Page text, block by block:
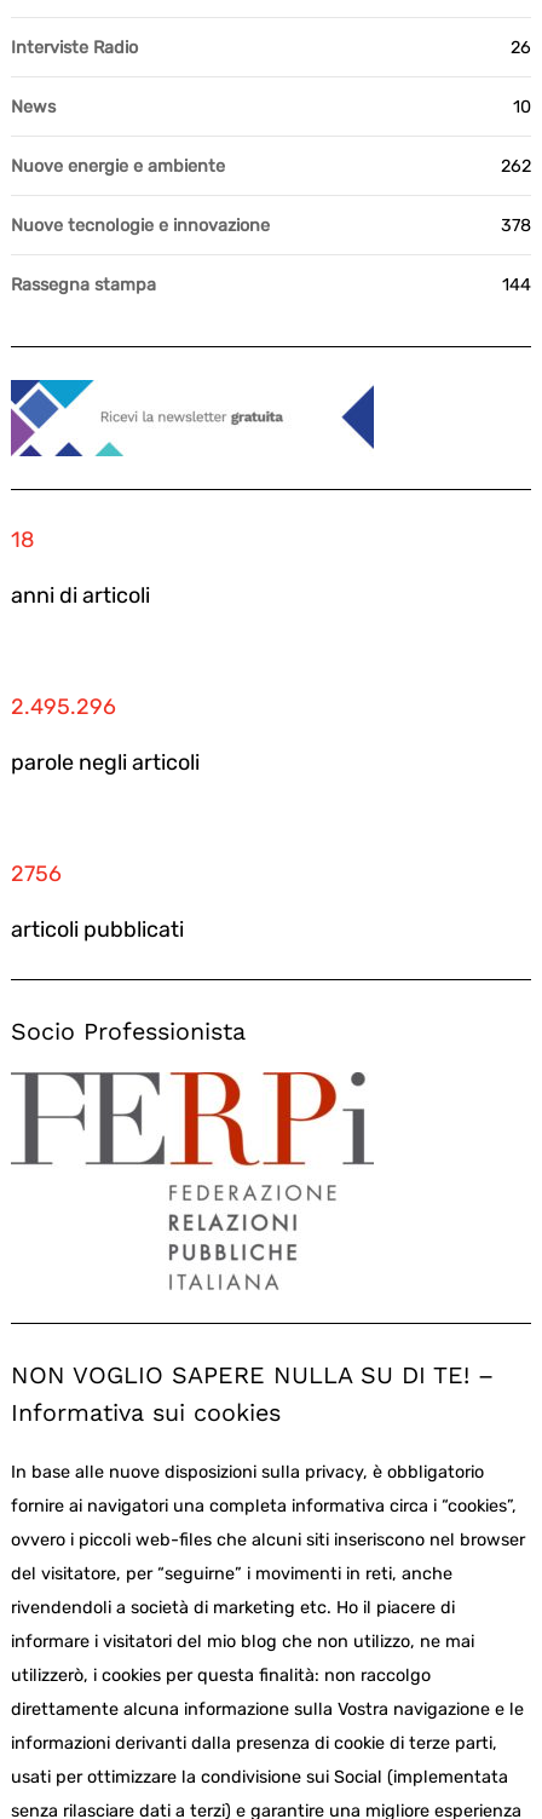
Interviste Radio 26
News 10
Nuove energie e ambiente 262
Nuove tecnologie e innovazione 378
Rassegna stampa 144
18
anni di articoli
2.495.296
parole negli articoli
2756
articoli pubblicati
Socio Professionista
NON VOGLIO SAPERE NULLA SU DI TE! –
Informativa sui cookies
In base alle nuove disposizioni sulla privacy, è obbligatorio
fornire ai navigatori una completa informativa circa i “cookies”,
ovvero i piccoli web-files che alcuni siti inseriscono nel browser
del visitatore, per “seguirne” i movimenti in reti, anche
rivendendoli a società di marketing etc. Ho il piacere di
informare i visitatori del mio blog che non utilizzo, ne mai
utilizzerò, i cookies per questa finalità: non raccolgo
direttamente alcuna informazione sulla Vostra navigazione e le
informazioni derivanti dalla presenza di cookie di terze parti,
usati per ottimizzare la condivisione sui Social (implementata
senza rilasciare dati a terzi) e garantire una migliore esperienza